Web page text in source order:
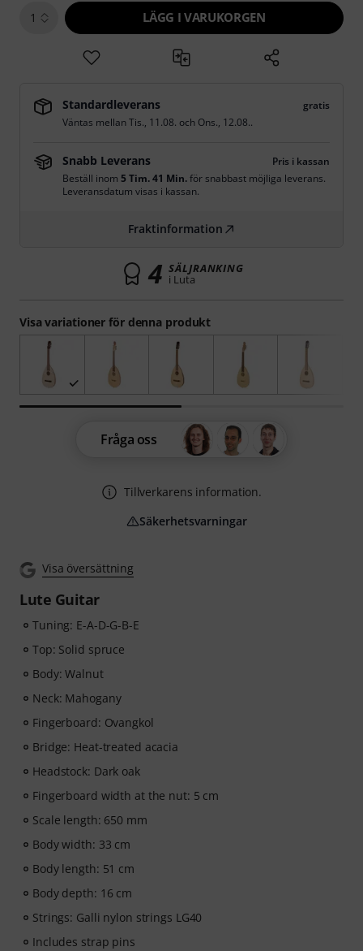
Visa översättning
Lute Guitar
Tuning: E-A-D-G-B-E
Top: Solid spruce
Body: Walnut
Neck: Mahogany
Fingerboard: Ovangkol
Bridge: Heat-treated acacia
Headstock: Dark oak
Fingerboard width at the nut: 5 cm
Scale length: 650 mm
Body width: 33 cm
Body length: 51 cm
Body depth: 16 cm
Strings: Galli nylon strings LG40
Includes strap pins
Visa variationer för denna produkt
1 LÄGG I VARUKORGEN
Standardleverans
gratis
Väntas mellanTis., 11.08. och Ons., 12.08..
Snabb Leverans
Pris i kassan
Beställ inom 5 Tim. 41 Min.för snabbast möjliga leverans.
Leveransdatum visas i kassan.
Fraktinformation
4 SÄLJRANKING
i Luta
Fråga oss
Tillverkarens information.
Säkerhetsvarningar